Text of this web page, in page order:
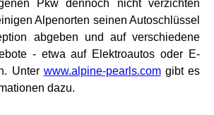
Pkw dennoch nicht verzichten
Alpenorten seinen Autoschlüssel
abgeben und auf verschiedene
- etwa auf Elektroautos oder E-
Unter www.alpine-pearls.comgibt es
dazu.